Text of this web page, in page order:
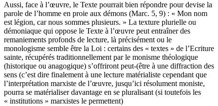
Aussi, face à l’œuvre, le Texte pourrait bien répondre pour devise la
parole de l’homme en proie aux démons (Marc. 5, 9) : « Mon nom
est légion, car nous sommes plusieurs. » La texture plurielle ou
démoniaque qui oppose le Texte à l’œuvre peut entraîner des
remaniements profonds de lecture, là précisément ou le
monologisme semble être la Loi : certains des « textes » de l’Ecriture
sainte, récupérés traditionnellement par le monisme théologique
(historique ou anagogique) s’offriront peut-(être à une diffraction des
sens (c’est dire finalement à une lecture matérialiste cependant que
l’interprétation marxiste de l’œuvre, jusqu’ici résolument moniste,
pourra se matérialiser davantage en se pluralisant (si toutefois les
« institutions » marxistes le permettent)